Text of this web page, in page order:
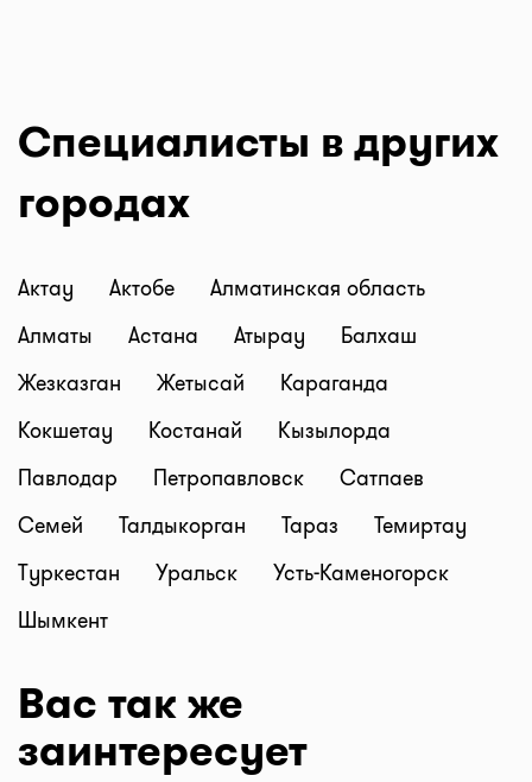
Специалисты в других
городах
Актау Актобе
Алматинская область
Алматы
Астана Атырау
Балхаш
Жезказган
Жетысай
Караганда
Кокшетау
Костанай
Кызылорда
Павлодар
Петропавловск
Сатпаев
Семей
Талдыкорган Тараз
Темиртау
Туркестан
Уральск
Усть-Каменогорск
Шымкент
Вас так же
заинтересует